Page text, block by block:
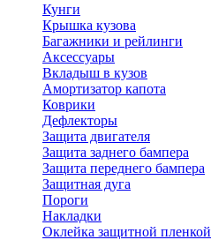
Кунги
Крышка кузова
Багажники и рейлинги
Аксессуары
Вкладыш в кузов
Амортизатор капота
Коврики
Дефлекторы
Защита двигателя
Защита заднего бампера
Защита переднего бампера
Защитная дуга
Пороги
Накладки
Оклейка защитной пленкой